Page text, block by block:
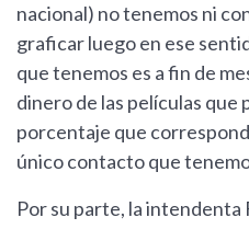
nacional) no tenemos ni
graficar luego en ese
que tenemos es a fin de
dinero de las películas que
porcentaje que
único contacto que
Por su parte, la